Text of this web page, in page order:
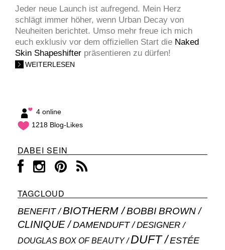
Jeder neue Launch ist aufregend. Mein Herz
schlägt immer höher, wenn Urban Decay von
Neuheiten berichtet. Umso mehr freue ich mich
euch exklusiv vor dem offiziellen Start die Naked
Skin Shapeshifter präsentieren zu dürfen!
WEITERLESEN
4 online
1218 Blog-Likes
DABEI SEIN
TAGCLOUD
BENEFIT BIOTHERM BOBBI BROWN
CLINIQUE DAMENDUFT DESIGNER
DOUGLAS BOX OF BEAUTY DUFT
ESTÉE